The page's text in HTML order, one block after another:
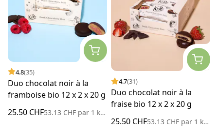
4.8(35)
Duo chocolat noir à la
framboise bio 12 x 2 x 20 g
25.50 CHF53.13 CHF par 1 kilogramme
4.7(31)
Duo chocolat noir à la
fraise bio 12 x 2 x 20 g
25.50 CHF53.13 CHF par 1 kilogramme